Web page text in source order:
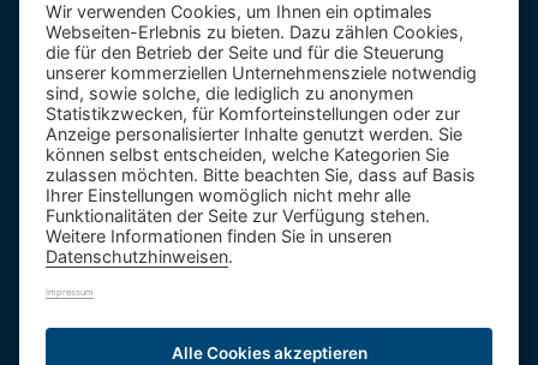
Kontakt-Formular
Anfahrt
Mietbus
Reisebewertung
Reiseinformationen A – Z
Wir verwenden Cookies, um Ihnen ein optimales
Webseiten-Erlebnis zu bieten. Dazu zählen Cookies,
die für den Betrieb der Seite und für die Steuerung
unserer kommerziellen Unternehmensziele notwendig
sind, sowie solche, die lediglich zu anonymen
Statistikzwecken, für Komforteinstellungen oder zur
Anzeige personalisierter Inhalte genutzt werden. Sie
können selbst entscheiden, welche Kategorien Sie
zulassen möchten. Bitte beachten Sie, dass auf Basis
Ihrer Einstellungen womöglich nicht mehr alle
Funktionalitäten der Seite zur Verfügung stehen.
Weitere Informationen finden Sie in unseren
Datenschutzhinweisen.
Impressum
Alle Cookies akzeptieren